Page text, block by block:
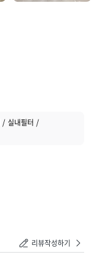
실내필터
리뷰작성하기